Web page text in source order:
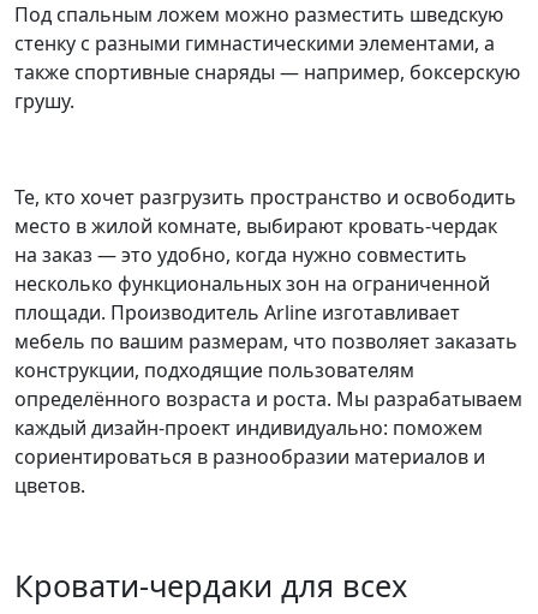
Под спальным ложем можно разместить шведскую
стенку с разными гимнастическими элементами, а
также спортивные снаряды — например, боксерскую
грушу.
Те, кто хочет разгрузить пространство и освободить
место в жилой комнате, выбирают кровать-чердак
на заказ — это удобно, когда нужно совместить
несколько функциональных зон на ограниченной
площади. Производитель Arline изготавливает
мебель по вашим размерам, что позволяет заказать
конструкции, подходящие пользователям
определённого возраста и роста. Мы разрабатываем
каждый дизайн-проект индивидуально: поможем
сориентироваться в разнообразии материалов и
цветов.
Кровати-чердаки для всех